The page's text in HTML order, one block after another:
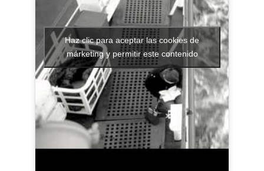
Haz clic para aceptar las cookies de
márketing y permitir este contenido